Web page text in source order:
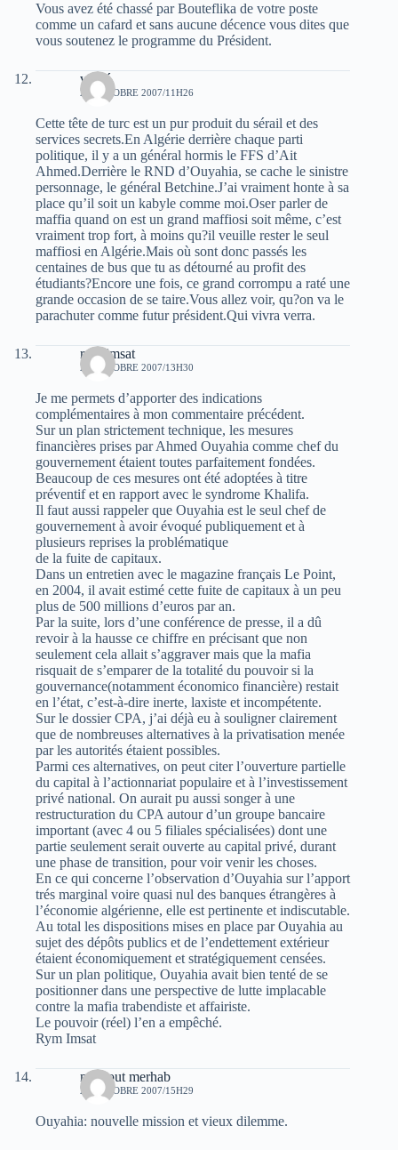
Vous avez été chassé par Bouteflika de votre poste
comme un cafard et sans aucune décence vous dites que
vous soutenez le programme du Président.
vérité
28 OCTOBRE 2007/11H26
Cette tête de turc est un pur produit du sérail et des
services secrets.En Algérie derrière chaque parti
politique, il y a un général hormis le FFS d’Ait
Ahmed.Derrière le RND d’Ouyahia, se cache le sinistre
personnage, le général Betchine.J’ai vraiment honte à sa
place qu’il soit un kabyle comme moi.Oser parler de
maffia quand on est un grand maffiosi soit même, c’est
vraiment trop fort, à moins qu?il veuille rester le seul
maffiosi en Algérie.Mais où sont donc passés les
centaines de bus que tu as détourné au profit des
étudiants?Encore une fois, ce grand corrompu a raté une
grande occasion de se taire.Vous allez voir, qu?on va le
parachuter comme futur président.Qui vivra verra.
rym imsat
28 OCTOBRE 2007/13H30
Je me permets d’apporter des indications
complémentaires à mon commentaire précédent.
Sur un plan strictement technique, les mesures
financières prises par Ahmed Ouyahia comme chef du
gouvernement étaient toutes parfaitement fondées.
Beaucoup de ces mesures ont été adoptées à titre
préventif et en rapport avec le syndrome Khalifa.
Il faut aussi rappeler que Ouyahia est le seul chef de
gouvernement à avoir évoqué publiquement et à
plusieurs reprises la problématique
de la fuite de capitaux.
Dans un entretien avec le magazine français Le Point,
en 2004, il avait estimé cette fuite de capitaux à un peu
plus de 500 millions d’euros par an.
Par la suite, lors d’une conférence de presse, il a dû
revoir à la hausse ce chiffre en précisant que non
seulement cela allait s’aggraver mais que la mafia
risquait de s’emparer de la totalité du pouvoir si la
gouvernance(notamment économico financière) restait
en l’état, c’est-à-dire inerte, laxiste et incompétente.
Sur le dossier CPA, j’ai déjà eu à souligner clairement
que de nombreuses alternatives à la privatisation menée
par les autorités étaient possibles.
Parmi ces alternatives, on peut citer l’ouverture partielle
du capital à l’actionnariat populaire et à l’investissement
privé national. On aurait pu aussi songer à une
restructuration du CPA autour d’un groupe bancaire
important (avec 4 ou 5 filiales spécialisées) dont une
partie seulement serait ouverte au capital privé, durant
une phase de transition, pour voir venir les choses.
En ce qui concerne l’observation d’Ouyahia sur l’apport
trés marginal voire quasi nul des banques étrangères à
l’économie algérienne, elle est pertinente et indiscutable.
Au total les dispositions mises en place par Ouyahia au
sujet des dépôts publics et de l’endettement extérieur
étaient économiquement et stratégiquement censées.
Sur un plan politique, Ouyahia avait bien tenté de se
positionner dans une perspective de lutte implacable
contre la mafia trabendiste et affairiste.
Le pouvoir (réel) l’en a empêché.
Rym Imsat
mahiout merhab
28 OCTOBRE 2007/15H29
Ouyahia: nouvelle mission et vieux dilemme.